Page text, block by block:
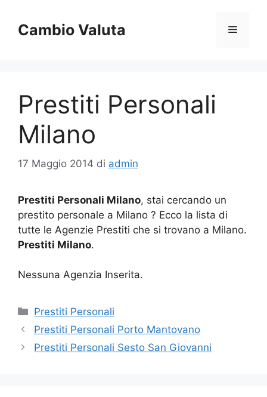
contenuto
Cambio Valuta Menu
Prestiti Personali
Milano
17 Maggio 2014 di admin
Prestiti Personali Milano, stai cercando un
prestito personale a Milano ? Ecco la lista di
tutte le Agenzie Prestiti che si trovano a Milano.
Prestiti Milano.
Nessuna Agenzia Inserita.
Categorie
Prestiti Personali
Prestiti Personali Porto Mantovano
Prestiti Personali Sesto San Giovanni